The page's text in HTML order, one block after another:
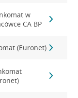
w
CA BP
(Euronet)